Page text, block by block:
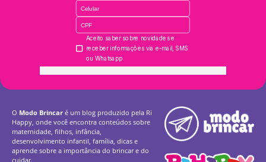
O Modo Brincar é um blog produzido pela Ri
Happy, onde você encontra conteúdos sobre
maternidade, filhos, infância,
desenvolvimento infantil, família, dicas e
aprende sobre a importância do brincar e do
cuidar.